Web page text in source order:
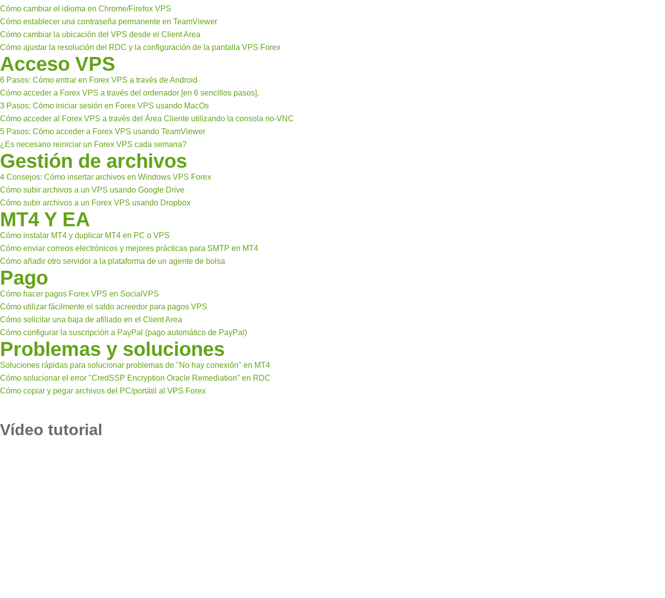
Cómo cambiar el idioma en Chrome/Firefox VPS
Cómo establecer una contraseña permanente en TeamViewer
Cómo cambiar la ubicación del VPS desde el Client Area
Cómo ajustar la resolución del RDC y la configuración de la pantalla VPS Forex
Acceso VPS
6 Pasos: Cómo entrar en Forex VPS a través de Android
Cómo acceder a Forex VPS a través del ordenador [en 6 sencillos pasos].
3 Pasos: Cómo iniciar sesión en Forex VPS usando MacOs
Cómo acceder al Forex VPS a través del Área Cliente utilizando la consola no-VNC
5 Pasos: Cómo acceder a Forex VPS usando TeamViewer
¿Es necesario reiniciar un Forex VPS cada semana?
Gestión de archivos
4 Consejos: Cómo insertar archivos en Windows VPS Forex
Cómo subir archivos a un VPS usando Google Drive
Cómo subir archivos a un Forex VPS usando Dropbox
MT4 Y EA
Cómo instalar MT4 y duplicar MT4 en PC o VPS
Cómo enviar correos electrónicos y mejores prácticas para SMTP en MT4
Cómo añadir otro servidor a la plataforma de un agente de bolsa
Pago
Cómo hacer pagos Forex VPS en SocialVPS
Cómo utilizar fácilmente el saldo acreedor para pagos VPS
Cómo solicitar una baja de afiliado en el Client Area
Cómo configurar la suscripción a PayPal (pago automático de PayPal)
Problemas y soluciones
Soluciones rápidas para solucionar problemas de "No hay conexión" en MT4
Cómo solucionar el error "CredSSP Encryption Oracle Remediation" en RDC
Cómo copiar y pegar archivos del PC/portátil al VPS Forex
Vídeo tutorial